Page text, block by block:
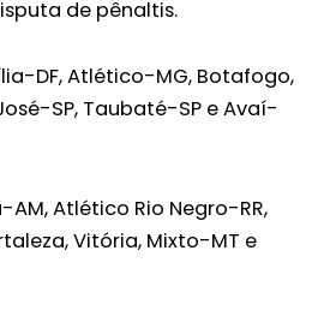
de pênaltis.
DF, Atlético-MG, Botafogo,
SP, Taubaté-SP e Avaí-
Atlético Rio Negro-RR,
Vitória, Mixto-MT e